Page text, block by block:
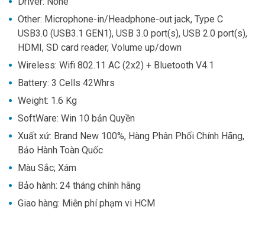
Other: Microphone-in/Headphone-out jack, Type C
USB3.0 (USB3.1 GEN1), USB 3.0 port(s), USB 2.0 port(s),
HDMI, SD card reader, Volume up/down
Wireless: Wifi 802.11 AC (2x2) + Bluetooth V4.1
Battery: 3 Cells 42Whrs
Weight: 1.6 Kg
SoftWare: Win 10 bản Quyền
Xuất xứ: Brand New 100%, Hàng Phân Phối Chính Hãng,
Bảo Hành Toàn Quốc
Màu Sắc; Xám
Bảo hành: 24 tháng chính hãng
Giao hàng: Miễn phí phạm vi HCM